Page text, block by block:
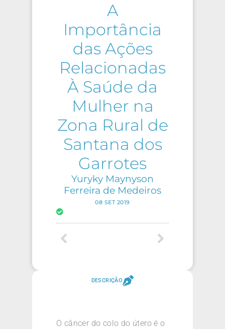
A
Importância
das Ações
Relacionadas
À Saúde da
Mulher na
Zona Rural de
Santana dos
Garrotes
Yuryky Maynyson
Ferreira de Medeiros
08 SET 2019
DESCRIÇÃO
O câncer do colo do útero é o